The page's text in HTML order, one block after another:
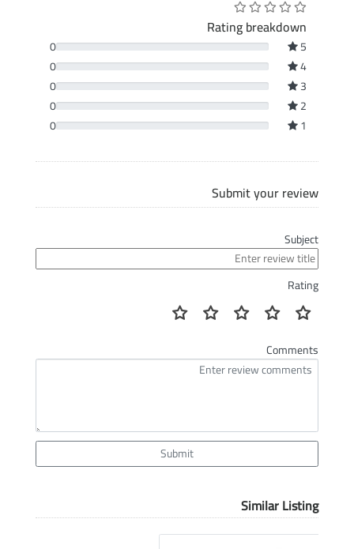
Rating breakdown
5
0
4
0
3
0
2
0
1
0
Submit your review
Subject
Rating
Comments
Submit
Similar Listing